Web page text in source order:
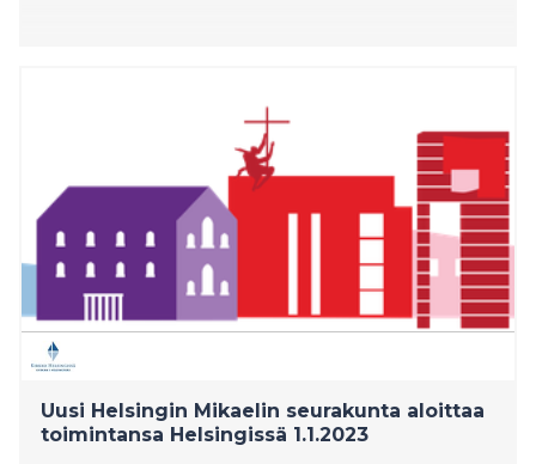
Uusi Helsingin Mikaelin seurakunta aloittaa
toimintansa Helsingissä 1.1.2023